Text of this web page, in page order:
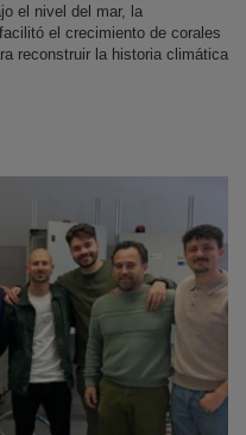
el nivel del mar, la
el crecimiento de corales
reconstruir la historia climática